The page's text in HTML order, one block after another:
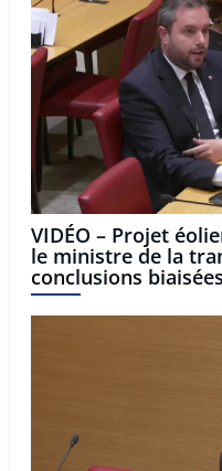
VIDÉO – Projet
le ministre de la
conclusions